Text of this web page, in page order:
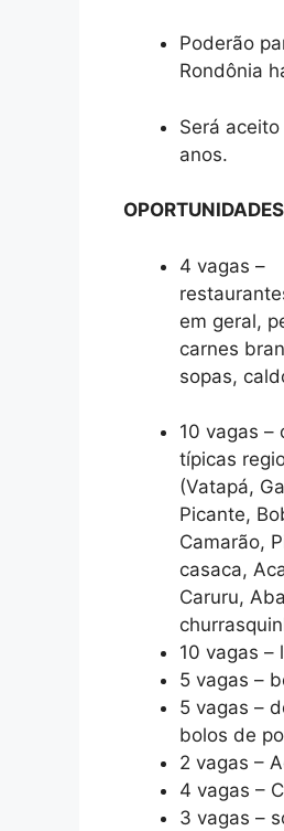
Poderão
Rondônia
Será
anos.
OPORTUNIDADES
4 vagas –
em geral,
carnes
sopas,
10 vagas –
típicas
(Vatapá,
Picante,
Camarão,
casaca,
Caruru,
10 vagas –
5 vagas –
5 vagas –
bolos de
2 vagas –
4 vagas –
3 vagas –